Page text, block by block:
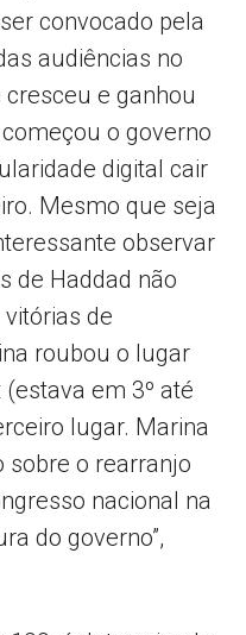
convocado pela
audiências no
e ganhou
o governo
digital cair
Mesmo que seja
observar
de Haddad não
de
roubou o lugar
em 3º até
lugar. Marina
sobre o rearranjo
nacional na
do governo”,